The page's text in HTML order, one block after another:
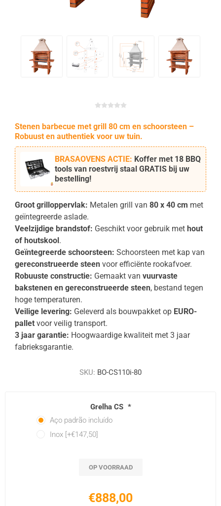
Stenen barbecue met grill 80 cm en schoorsteen –
Robuust en authentiek voor uw tuin.
BRASAOVENS ACTIE: Koffer met 18 BBQ
tools van roestvrij staal GRATIS bij uw
bestelling!
Groot grilloppervlak: Metalen grill van 80 x 40 cm met
geïntegreerde aslade.
Veelzijdige brandstof: Geschikt voor gebruik met hout
of houtskool.
Geïntegreerde schoorsteen: Schoorsteen met kap van
gereconstrueerde steen voor efficiënte rookafvoer.
Robuuste constructie: Gemaakt van vuurvaste
bakstenen en gereconstrueerde steen, bestand tegen
hoge temperaturen.
Veilige levering: Geleverd als bouwpakket op EURO-
pallet voor veilig transport.
3 jaar garantie: Hoogwaardige kwaliteit met 3 jaar
fabrieksgarantie.
SKU: BO-CS110i-80
Grelha CS *
Aço padrão incluído
Inox [+€147,50]
OP VOORRAAD
€888,00